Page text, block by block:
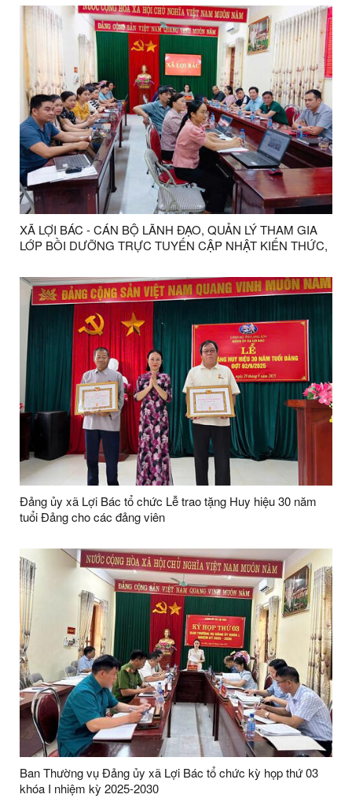
XÃ LỢI BÁC - CÁN BỘ LÃNH ĐẠO, QUẢN LÝ THAM GIA
LỚP BỒI DƯỠNG TRỰC TUYẾN CẬP NHẬT KIẾN THỨC,
Đảng ủy xã Lợi Bác tổ chức Lễ trao tặng Huy hiệu 30 năm
tuổi Đảng cho các đảng viên
Ban Thường vụ Đảng ủy xã Lợi Bác tổ chức kỳ họp thứ 03
khóa I nhiệm kỳ 2025-2030